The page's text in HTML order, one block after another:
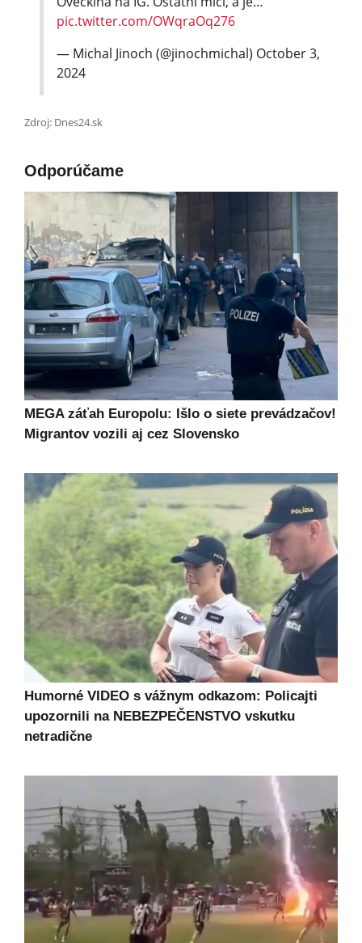
pic.twitter.com/OWqraOq276
— Michal Jinoch (@jinochmichal) October 3,
2024
Zdroj: Dnes24.sk
Odporúčame
MEGA záťah Europolu: Išlo o siete prevádzačov!
Migrantov vozili aj cez Slovensko
Humorné VIDEO s vážnym odkazom: Policajti
upozornili na NEBEZPEČENSTVO vskutku
netradične